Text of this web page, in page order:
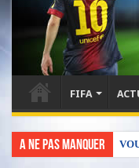
FIFA
A NE PAS MANQUER